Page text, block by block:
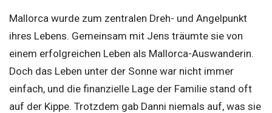
Mallorca wurde zum zentralen Dreh- und Angelpunkt
ihres Lebens. Gemeinsam mit Jens träumte sie von
einem erfolgreichen Leben als Mallorca-Auswanderin.
Doch das Leben unter der Sonne war nicht immer
einfach, und die finanzielle Lage der Familie stand oft
auf der Kippe. Trotzdem gab Danni niemals auf, was sie